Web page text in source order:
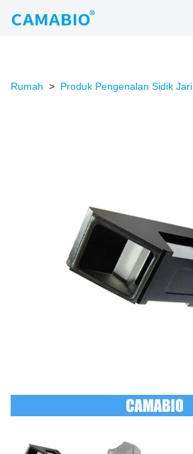
Rumah > Produk Pengenalan Sidik Jari